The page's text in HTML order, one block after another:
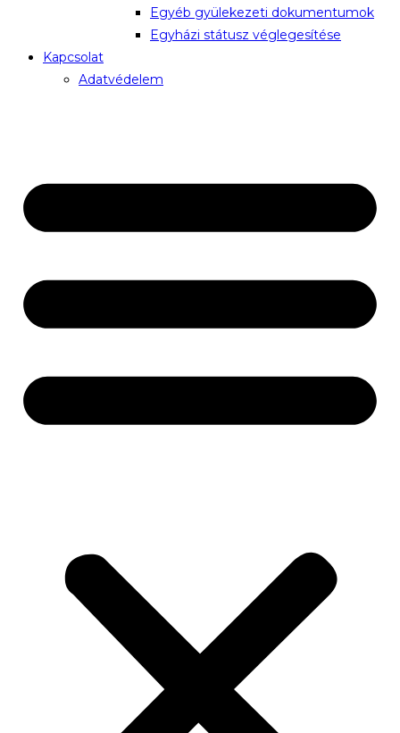
Egyéb gyülekezeti dokumentumok
Egyházi státusz véglegesítése
Kapcsolat
Adatvédelem